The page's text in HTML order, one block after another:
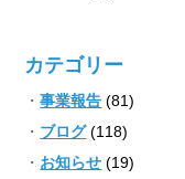
カテゴリー
事業報告 (81)
ブログ(118)
お知らせ (19)